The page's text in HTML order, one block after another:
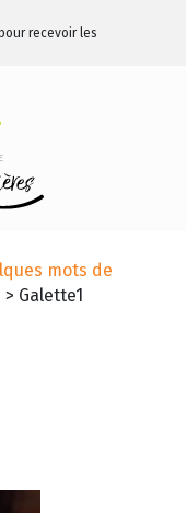
recevoir les
mots de
> Galette1